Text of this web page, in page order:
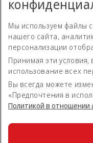
Связаться с нами
Поделитесь своим
Положение о
Контакты
Политика
Положения и
Политика в
Кибербезопасность
Мы используем файлы
нашего сайта,
персонализации
Принимая эти
использование всех
Вы всегда можете
«Предпочтения в
Политикой в отношении